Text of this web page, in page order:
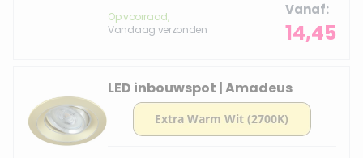
Op voorraad,
Vandaag verzonden
Vanaf
14,45
LED inbouwspot | Amadeus